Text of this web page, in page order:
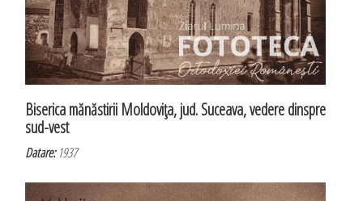
Biserica mănăstirii Moldoviţa, jud. Suceava, vedere dinspre
sud-vest
Datare:1937